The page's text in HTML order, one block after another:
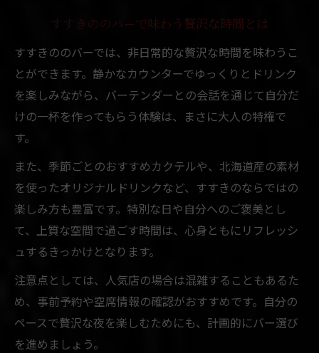
すすきののバーで味わう贅沢な時間とは
すすきののバーでは、非日常的な贅沢な時間を味わうこ
とができます。静かなカウンターでゆっくりとドリンク
を楽しみながら、バーテンダーとの会話を通じて自分だ
けの一杯を作ってもらう体験は、まさに大人の特権で
す。
また、季節ごとのおすすめカクテルや、北海道産の素材
を使ったオリジナルドリンクなど、すすきのならではの
楽しみ方も豊富です。特別な日や自分へのご褒美とし
て、上質な空間で過ごす時間は、心身ともにリフレッシ
ュするきっかけとなります。
注意点としては、人気店の場合は混雑することもあるた
め、事前予約や空席情報の確認がおすすめです。自分の
ペースで贅沢な夜を楽しむためにも、計画的にバー選び
を進めましょう。